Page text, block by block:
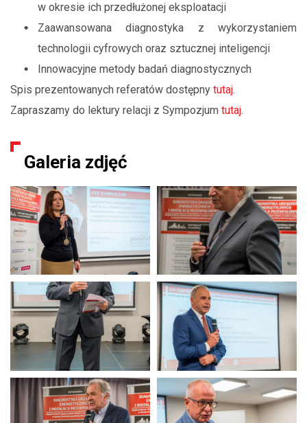
w okresie ich przedłużonej eksploatacji
Zaawansowana diagnostyka z wykorzystaniem
technologii cyfrowych oraz sztucznej inteligencji
Innowacyjne metody badań diagnostycznych
Spis prezentowanych referatów dostępny tutaj.
Zapraszamy do lektury relacji z Sympozjum tutaj.
Galeria zdjęć